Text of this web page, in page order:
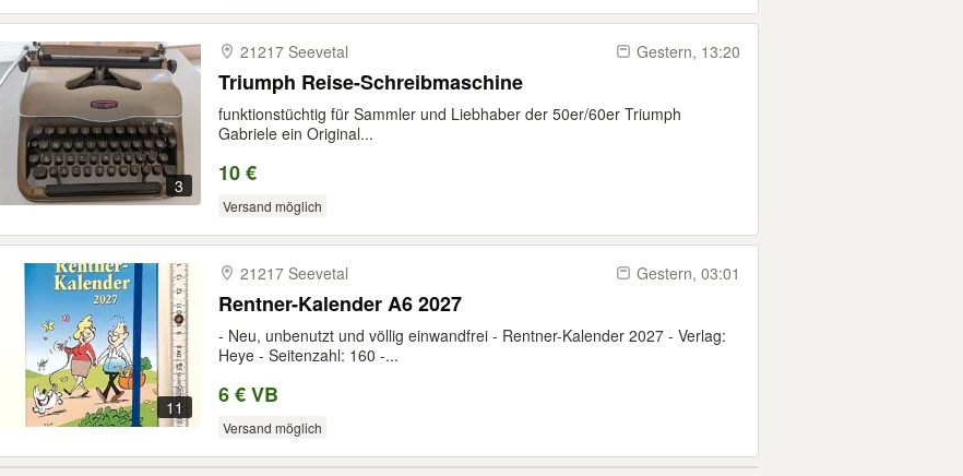
3
21217 Seevetal Gestern, 13:20
Triumph Reise-Schreibmaschine
funktionstüchtig für Sammler und Liebhaber der 50er/60er Triumph
Gabriele ein Original...
10 €
Versand möglich
11
21217 Seevetal Gestern, 03:01
Rentner-Kalender A6 2027
- Neu, unbenutzt und völlig einwandfrei - Rentner-Kalender 2027 - Verlag:
Heye - Seitenzahl: 160 -...
6 € VB
Versand möglich